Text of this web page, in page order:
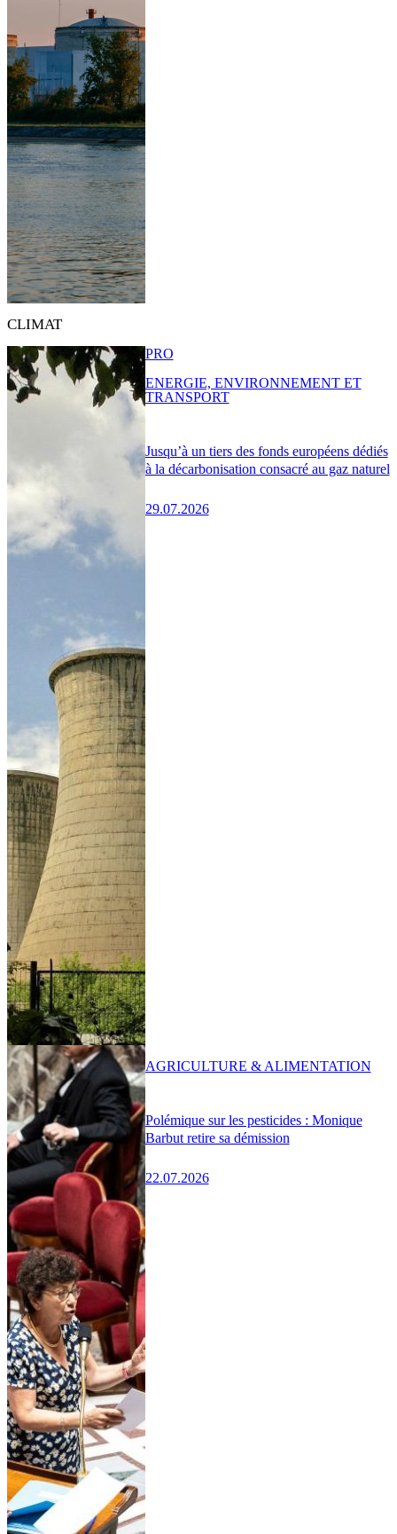
CLIMAT
Jusqu’à un tiers des fonds européens dédiés
à la décarbonisation consacré au gaz naturel
29.07.2026
PRO
ENERGIE, ENVIRONNEMENT ET
TRANSPORT
Polémique sur les pesticides : Monique
Barbut retire sa démission
22.07.2026
AGRICULTURE & ALIMENTATION